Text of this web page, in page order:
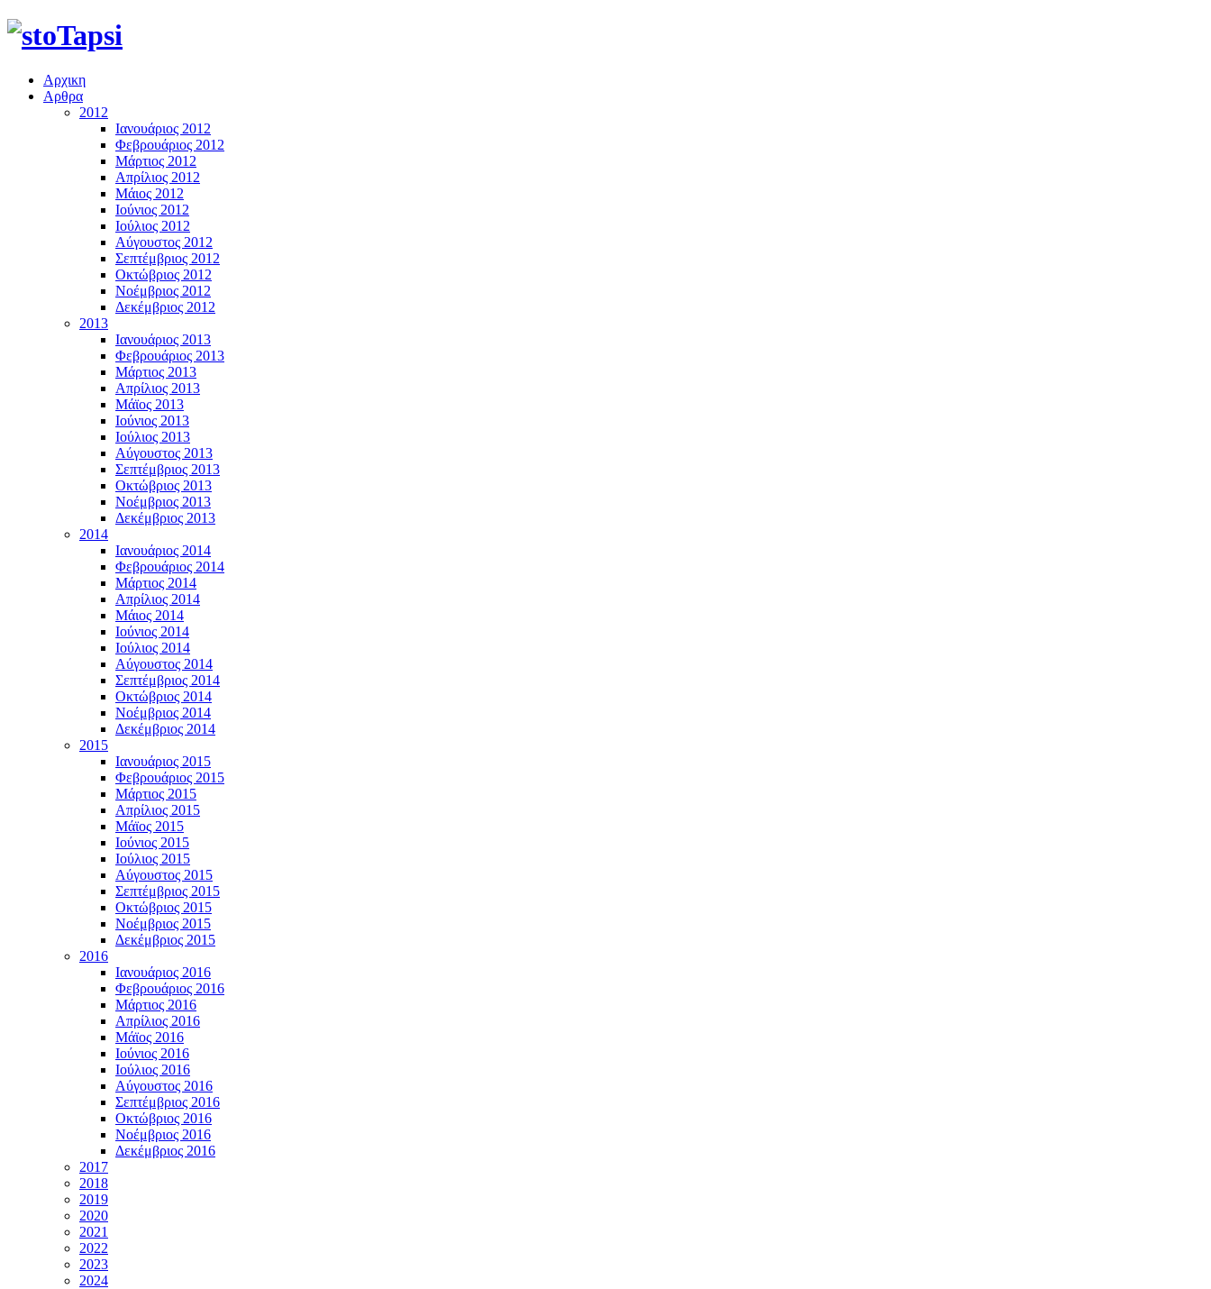
Αρχικη
Αρθρα
2012
Ιανουάριος 2012
Φεβρουάριος 2012
Μάρτιος 2012
Απρίλιος 2012
Μάιος 2012
Ιούνιος 2012
Ιούλιος 2012
Αύγουστος 2012
Σεπτέμβριος 2012
Οκτώβριος 2012
Νοέμβριος 2012
Δεκέμβριος 2012
2013
Ιανουάριος 2013
Φεβρουάριος 2013
Μάρτιος 2013
Απρίλιος 2013
Μάϊος 2013
Ιούνιος 2013
Ιούλιος 2013
Αύγουστος 2013
Σεπτέμβριος 2013
Οκτώβριος 2013
Νοέμβριος 2013
Δεκέμβριος 2013
2014
Ιανουάριος 2014
Φεβρουάριος 2014
Μάρτιος 2014
Απρίλιος 2014
Μάιος 2014
Ιούνιος 2014
Ιούλιος 2014
Αύγουστος 2014
Σεπτέμβριος 2014
Οκτώβριος 2014
Νοέμβριος 2014
Δεκέμβριος 2014
2015
Ιανουάριος 2015
Φεβρουάριος 2015
Μάρτιος 2015
Απρίλιος 2015
Μάϊος 2015
Ιούνιος 2015
Ιούλιος 2015
Αύγουστος 2015
Σεπτέμβριος 2015
Οκτώβριος 2015
Νοέμβριος 2015
Δεκέμβριος 2015
2016
Ιανουάριος 2016
Φεβρουάριος 2016
Μάρτιος 2016
Απρίλιος 2016
Μάϊος 2016
Ιούνιος 2016
Ιούλιος 2016
Αύγουστος 2016
Σεπτέμβριος 2016
Οκτώβριος 2016
Νοέμβριος 2016
Δεκέμβριος 2016
2017
2018
2019
2020
2021
2022
2023
2024